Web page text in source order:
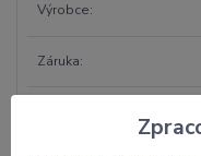
Výrobce
Záruka